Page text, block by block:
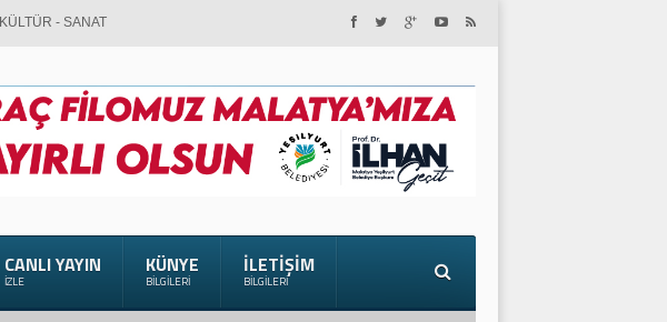
KÜLTÜR - SANAT
CANLI YAYIN
İZLE
KÜNYE
BILGILERI
İLETIŞIM
BILGILERI